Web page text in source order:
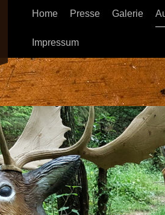
Home Presse Galerie
Impressum